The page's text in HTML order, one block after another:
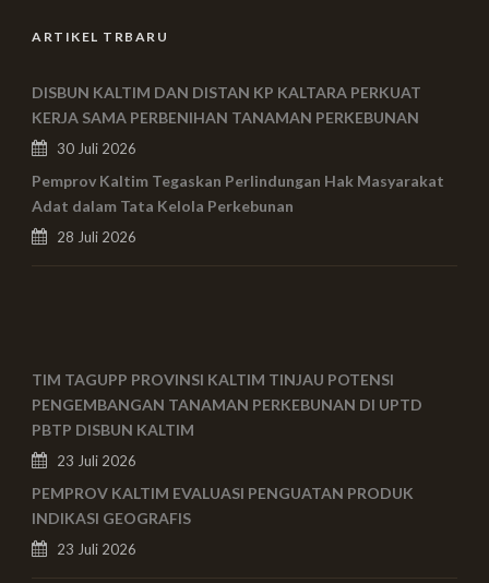
ARTIKEL TRBARU
DISBUN KALTIM DAN DISTAN KP KALTARA PERKUAT
KERJA SAMA PERBENIHAN TANAMAN PERKEBUNAN
30 Juli 2026
Pemprov Kaltim Tegaskan Perlindungan Hak Masyarakat
Adat dalam Tata Kelola Perkebunan
28 Juli 2026
TIM TAGUPP PROVINSI KALTIM TINJAU POTENSI
PENGEMBANGAN TANAMAN PERKEBUNAN DI UPTD
PBTP DISBUN KALTIM
23 Juli 2026
PEMPROV KALTIM EVALUASI PENGUATAN PRODUK
INDIKASI GEOGRAFIS
23 Juli 2026